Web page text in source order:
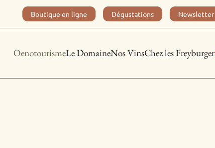
Boutique en ligne Dégustations Newsletter
OenotourismeLe DomaineNos VinsChez les Freyburger